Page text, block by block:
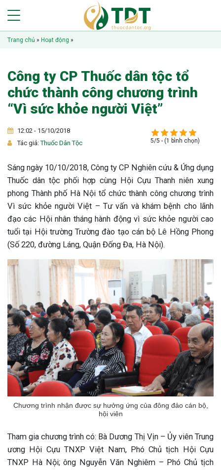
Trang chủ » Hoạt động »
Công ty CP Thuốc dân tộc tổ
chức thành công chương trình
“Vì sức khỏe người Việt”
12:02 - 15/10/2018
Tác giả:Thuốc Dân Tộc 5/5 - (1 bình chọn)
Sáng ngày 10/10/2018, Công ty CP Nghiên cứu & Ứng dụng
Thuốc dân tộc phối hợp cùng Hội Cựu Thanh niên xung
phong Thành phố Hà Nội tổ chức thành công chương trình
Vì sức khỏe người Việt – Tư vấn và khám bệnh cho lãnh
đạo các Hội nhân tháng hành động vì sức khỏe người cao
tuổi tại Hội trường Trường đào tạo cán bộ Lê Hồng Phong
(Số 220, đường Láng, Quận Đống Đa, Hà Nội).
Chương trình nhận được sự hưởng ứng của đông đảo cán bộ,
hội viên
Tham gia chương trình có: Bà Dương Thị Vịn – Ủy viên Trung
ương Hội Cựu TNXP Việt Nam, Phó Chủ tịch Hội Cựu
TNXP Hà Nội; ông Nguyễn Văn Nghiêm – Phó Chủ tịch